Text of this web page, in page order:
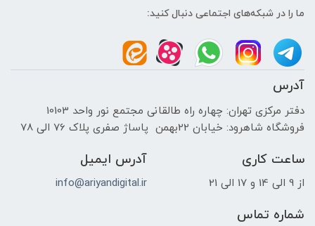
نوع حافظه داخلی
SSD
سازنده پردازنده گرافیکی
NVIDIA
ما را در شبکه‌های اجتماعی دنبال کنید:
آدرس
دفتر مرکزی تهران: چهاره راه طالقانی مجتمع نور واحد 10103
فروشگاه شاهرود: خیابان 22بهمن پاساژ صفری پلاک 76 الی 78
ساعت کاری
از 9 الی 14 و 17 الی 21
آدرس ایمیل
info@ariyandigital.ir
شماره تماس